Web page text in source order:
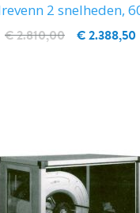
2 snelheden,
€ 2.388,50
€ 2.810,00